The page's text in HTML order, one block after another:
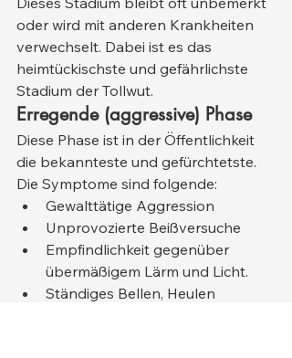
oder wird mit anderen Krankheiten
verwechselt. Dabei ist es das
heimtückischste und gefährlichste
Stadium der Tollwut.
Erregende (aggressive) Phase
Diese Phase ist in der Öffentlichkeit
die bekannteste und gefürchtetste.
Die Symptome sind folgende:
Gewalttätige Aggression
Unprovozierte Beißversuche
Empfindlichkeit gegenüber
übermäßigem Lärm und Licht.
Ständiges Bellen, Heulen